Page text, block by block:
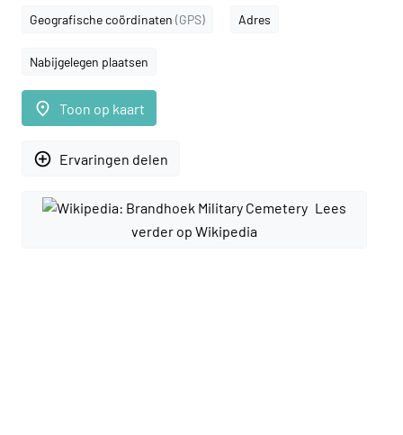
Geografische coördinaten (GPS) Adres
Nabijgelegen plaatsen
place Toon op kaart
add_circle_outline Ervaringen delen
Lees
verder op Wikipedia